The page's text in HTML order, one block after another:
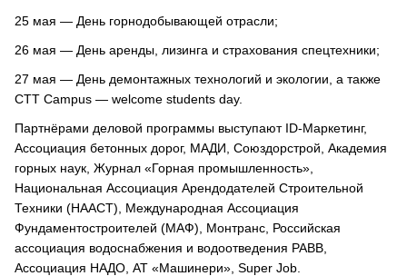
25 мая — День горнодобывающей отрасли;
26 мая — День аренды, лизинга и страхования спецтехники;
27 мая — День демонтажных технологий и экологии, а также
СТТ Campus — welcome students day.
Партнёрами деловой программы выступают ID-Маркетинг,
Ассоциация бетонных дорог, МАДИ, Союздорстрой, Академия
горных наук, Журнал «Горная промышленность»,
Национальная Ассоциация Арендодателей Строительной
Техники (НААСТ), Международная Ассоциация
Фундаментостроителей (МАФ), Монтранс, Российская
ассоциация водоснабжения и водоотведения РАВВ,
Ассоциация НАДО, АТ «Машинери», Super Job.